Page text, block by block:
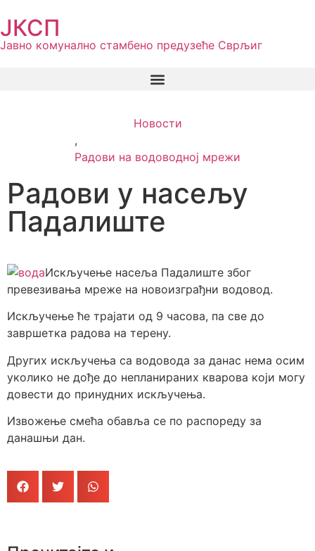
ЈКСП
Јавно комунално стамбено предузеће Сврљиг
Новости
,
Радови на водоводној мрежи
Радови у насељу
Падалиште
Искључење насеља Падалиште због
превезивања мреже на новоизграђни водовод.
Искључење ће трајати од 9 часова, па све до
завршетка радова на терену.
Других искључења са водовода за данас нема осим
уколико не дође до непланираних кварова који могу
довести до принудних искључења.
Извожење смећа обавља се по распореду за
данашњи дан.